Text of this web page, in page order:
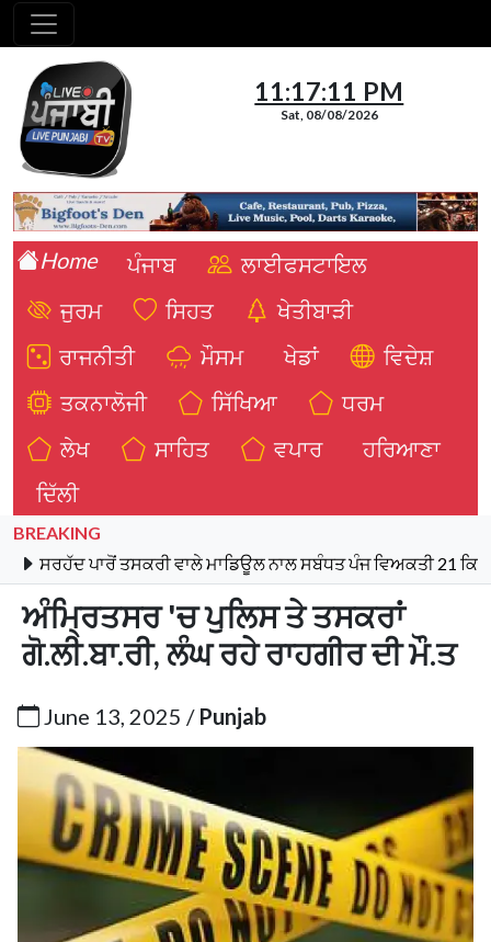
11:17:12 PM
Sat, 08/08/2026
Home ਪੰਜਾਬ
ਲਾਈਫਸਟਾਇਲ
ਜੁਰਮ
ਸਿਹਤ
ਖੇਤੀਬਾੜੀ
ਰਾਜਨੀਤੀ
ਮੌਸਮ ਖੇਡਾਂ
ਵਿਦੇਸ਼
ਤਕਨਾਲੋਜੀ
ਸਿੱਖਿਆ
ਧਰਮ
ਲੇਖ
ਸਾਹਿਤ ਵਪਾਰ
ਹਰਿਆਣਾ
ਦਿੱਲੀ
BREAKING
ਪਾਰੋਂ ਤਸਕਰੀ ਵਾਲੇ ਮਾਡਿਊਲ ਨਾਲ ਸਬੰਧਤ ਪੰਜ ਵਿਅਕਤੀ 21 ਕਿਲੋ
ਅੰਮ੍ਰਿਤਸਰ 'ਚ ਪੁਲਿਸ ਤੇ ਤਸਕਰਾਂ
ਗੋ.ਲੀ.ਬਾ.ਰੀ, ਲੰਘ ਰਹੇ ਰਾਹਗੀਰ ਦੀ ਮੌ.ਤ
June 13, 2025 / Punjab